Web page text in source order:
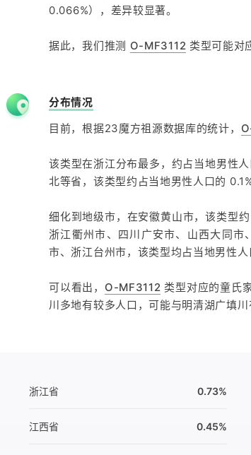
0.066%），差异较显著。
据此，我们推测 O-MF3112 类型可能对
分布情况
目前，根据23魔方祖源数据库的统计，
该类型在浙江分布最多，约占当地男性
北等省，该类型约占当地男性人口的
细化到地级市，在安徽黄山市，该类型
浙江衢州市、四川广安市、山西大同
市、浙江台州市，该类型均占当地男性人
可以看出， O-MF3112 类型对应的童氏
川多地有较多人口，可能与明清湖广填川
浙江省 0.73%
江西省 0.45%